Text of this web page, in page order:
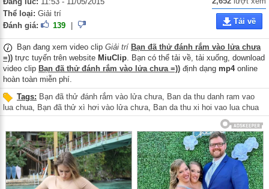
Thể loại: Giải trí
Đánh giá:
139 Tải về
Bạn đang xem video clip Giải trí Bạn đã thử đánh rắm vào lửa chưa
=)) trực tuyến trên website MiuClip. Bạn có thể tải về, tải xuống, download
video clip Bạn đã thử đánh rắm vào lửa chưa =)) định dạng mp4online
hoàn toàn miễn phí.
Tags: Bạn đã thử đánh rắm vào lửa chưa, Ban da thu danh ram vao
lua chua Bạn đã thử xì hơi vào lửa chưa Ban da thu xi hoi vao lua chua